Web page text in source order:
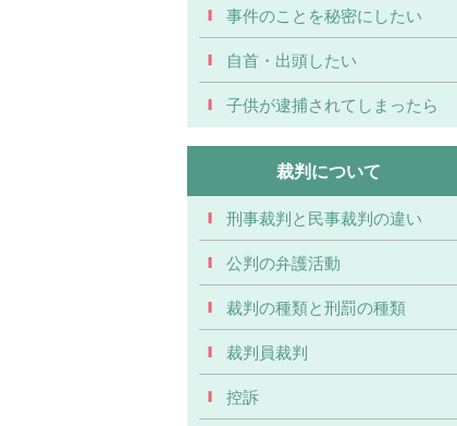
事件のことを秘密にしたい
自首・出頭したい
子供が逮捕されてしまったら
裁判について
刑事裁判と民事裁判の違い
公判の弁護活動
裁判の種類と刑罰の種類
裁判員裁判
控訴